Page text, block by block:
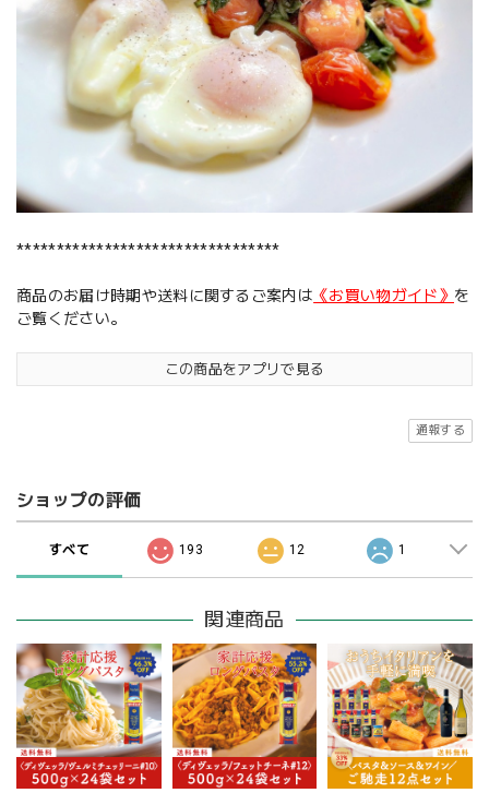
*********************************
商品のお届け時期や送料に関するご案内は 《お買い物ガイド》 を
ご覧ください。
この商品をアプリで見る
通報する
ショップの評価
すべて 193 12 1
関連商品